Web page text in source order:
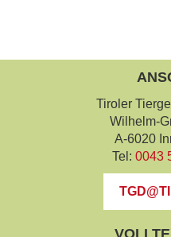
Tiroler
Wilhelm-
A-6020
Tel: 0043